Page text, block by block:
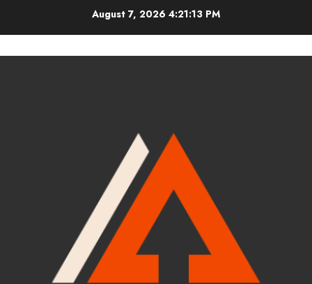
August 7, 2026 4:21:14 PM